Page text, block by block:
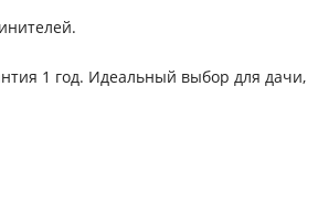
1 год. Идеальный выбор для дачи,